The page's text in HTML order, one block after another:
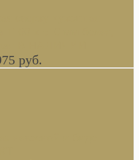
x 510 мм белая,
В НАЛИЧИИ
руб.